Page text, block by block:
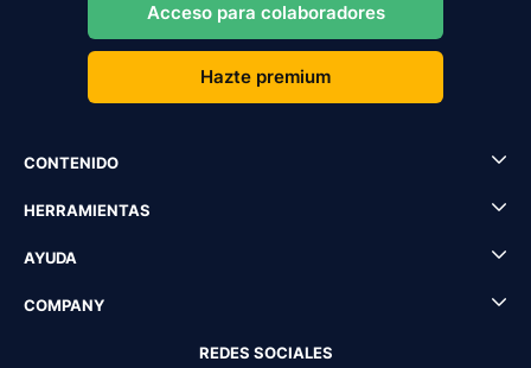
Acceso para colaboradores
Hazte premium
CONTENIDO
HERRAMIENTAS
AYUDA
COMPANY
REDES SOCIALES